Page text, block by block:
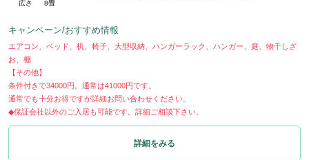
広さ 8畳
キャンペーン/おすすめ情報
エアコン、ベッド、机、椅子、大型収納、ハンガーラック、ハンガー、庭、物干しざ
お、棚
【その他】
条件付きで34000円。通常は41000円です。
通常でも十分お得ですが詳細お問い合わせください。
◆保証会社以外のご入居も可能です。詳細ご相談下さい。
詳細をみる